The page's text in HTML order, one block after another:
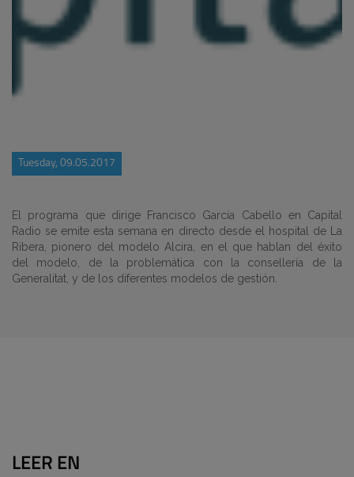
Tuesday, 09.05.2017
El programa que dirige Francisco García Cabello en Capital
Radio se emite esta semana en directo desde el hospital de La
Ribera, pionero del modelo Alcira, en el que hablan del éxito
del modelo, de la problemática con la consellería de la
Generalitat, y de los diferentes modelos de gestión.
LEER EN